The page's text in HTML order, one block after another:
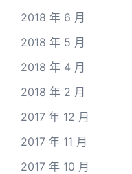
2018 年 6 月
2018 年 5 月
2018 年 4 月
2018 年 2 月
2017 年 12 月
2017 年 11 月
2017 年 10 月